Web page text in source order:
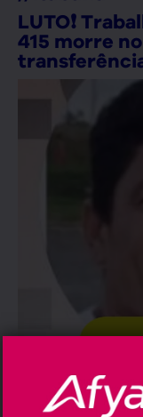
LUTO❗
415 morre
Horley Sousa
pela vida, mas
na fila de